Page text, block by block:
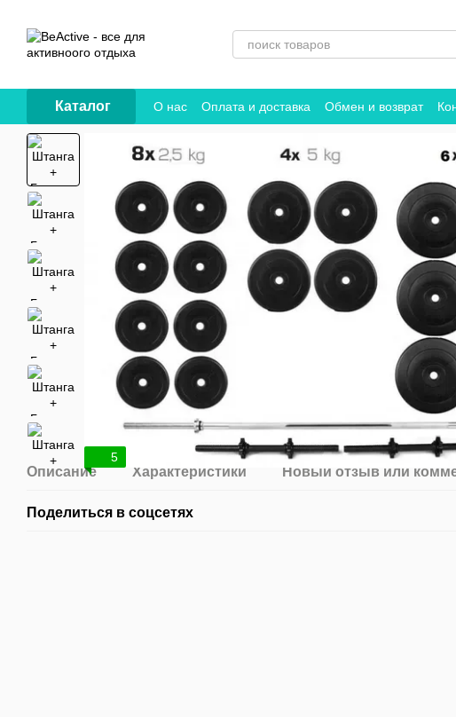
Каталог О нас Оплата и доставка Обмен и возврат
Договор публичной оферты
5
Описание Характеристики Новый отзыв или
Поделиться в соцсетях